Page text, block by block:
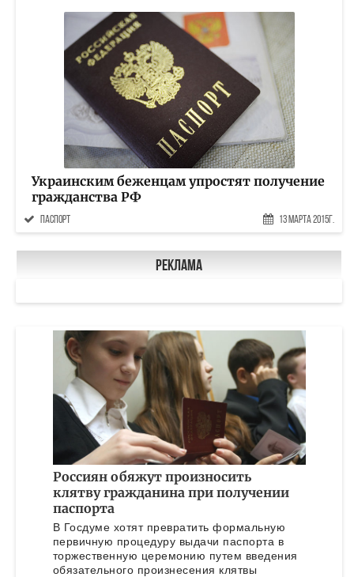
Украинским беженцам упростят получение
гражданства РФ
паспорт 13 Марта 2015г.
Реклама
Россиян обяжут произносить
клятву гражданина при получении
паспорта
В Госдуме хотят превратить формальную
первичную процедуру выдачи паспорта в
торжественную церемонию путем введения
обязательного произнесения клятвы